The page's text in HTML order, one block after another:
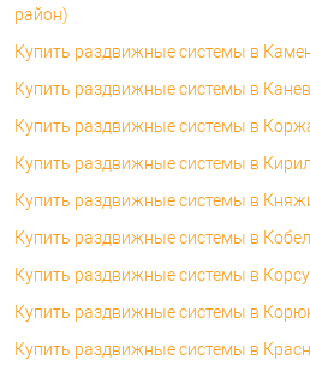
район)
Купить раздвижные системы в
Купить раздвижные системы в
Купить раздвижные системы в
Купить раздвижные системы в
Купить раздвижные системы в
Купить раздвижные системы в
Купить раздвижные системы в
Купить раздвижные системы в
Купить раздвижные системы в